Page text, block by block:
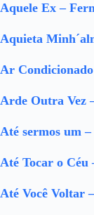
Aquele Ex –
Aquieta
Ar Condicionado
Arde Outra Vez
Até sermos um
Até Tocar o Céu
Até Você Voltar